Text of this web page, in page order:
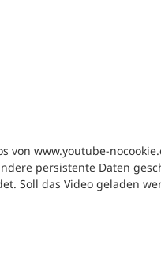
von www.youtube-
persistente Daten
Soll das Video geladen